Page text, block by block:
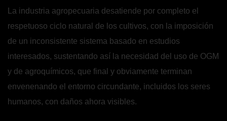
La industria agropecuaria desatiende por completo el
respetuoso ciclo natural de los cultivos, con la imposición
de un inconsistente sistema basado en estudios
interesados, sustentando así la necesidad del uso de OGM
y de agroquímicos, que final y obviamente terminan
envenenando el entorno circundante, incluidos los seres
humanos, con daños ahora visibles.